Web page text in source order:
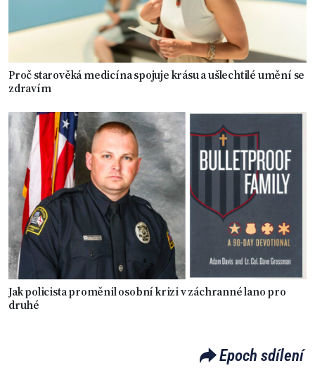
Proč starověká medicína spojuje krásu a ušlechtilé umění se
zdravím
Jak policista proměnil osobní krizi v záchranné lano pro
druhé
Epoch sdílení